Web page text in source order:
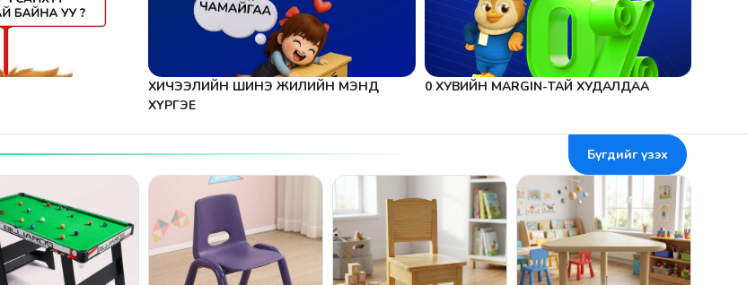
ХИЧЭЭЛИЙН ШИНЭ ЖИЛИЙН МЭНД
ХҮРГЭЕ
0 ХУВИЙН MARGIN-ТАЙ ХУДАЛДАА
Бүгдийг үзэх